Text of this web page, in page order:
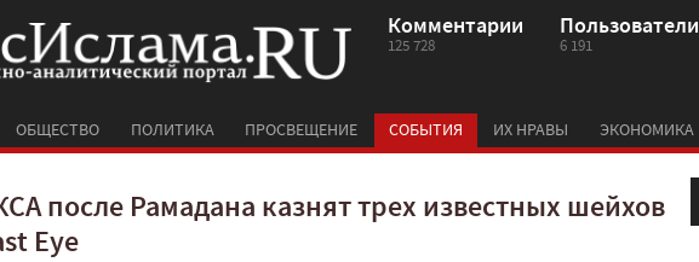
Комментарии
125 728
Пользователи
6 191
ОБЩЕСТВО ПОЛИТИКА ПРОСВЕЩЕНИЕ СОБЫТИЯ ИХ НРАВЫ ЭКОНОМИКА
после Рамадана казнят трех известных шейхов
Eye